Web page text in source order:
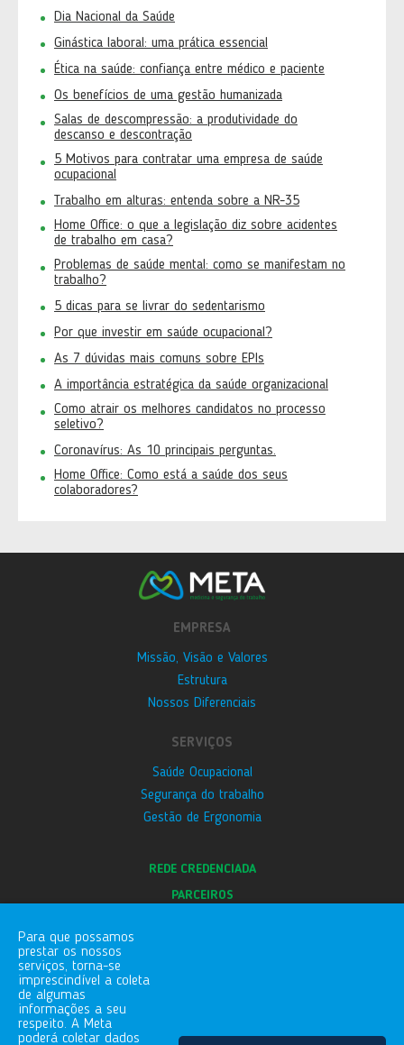
Dia Nacional da Saúde
Ginástica laboral: uma prática essencial
Ética na saúde: confiança entre médico e paciente
Os benefícios de uma gestão humanizada
Salas de descompressão: a produtividade do
descanso e descontração
5 Motivos para contratar uma empresa de saúde
ocupacional
Trabalho em alturas: entenda sobre a NR-35
Home Office: o que a legislação diz sobre acidentes
de trabalho em casa?
Problemas de saúde mental: como se manifestam no
trabalho?
5 dicas para se livrar do sedentarismo
Por que investir em saúde ocupacional?
As 7 dúvidas mais comuns sobre EPIs
A importância estratégica da saúde organizacional
Como atrair os melhores candidatos no processo
seletivo?
Coronavírus: As 10 principais perguntas.
Home Office: Como está a saúde dos seus
colaboradores?
Para que possamos
prestar os nossos
serviços, torna-se
imprescindível a coleta
de algumas
informações a seu
respeito. A Meta
poderá coletar dados
EMPRESA
Missão, Visão e Valores
Estrutura
Nossos Diferenciais
SERVIÇOS
Saúde Ocupacional
Segurança do trabalho
Gestão de Ergonomia
REDE CREDENCIADA
PARCEIROS
FALE COM A GENTE